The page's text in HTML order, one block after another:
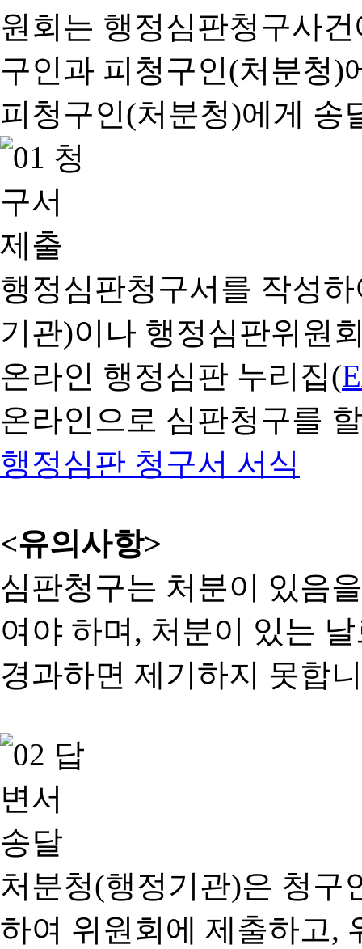
행정심판청구서를 작성
기관)이나 행정심판위원
온라인 행정심판 누리집(
온라인으로 심판청구를
행정심판 청구서 서식
<유의사항>
심판청구는 처분이 있음
여야 하며, 처분이 있는
경과하면 제기하지 못합
처분청(행정기관)은 청구
하여 위원회에 제출하고,